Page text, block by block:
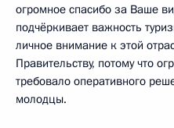
огромное спасибо за Ваше
подчёркивает важность
личное внимание к этой
Правительству, потому что
требовало оперативного
молодцы.